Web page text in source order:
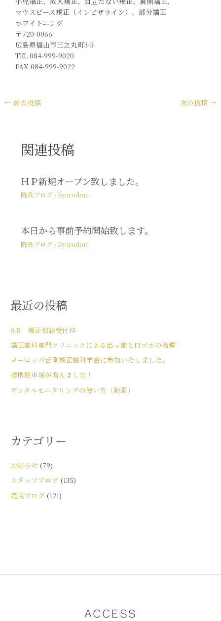
マウスピース矯正（インビザライン）、部分矯正
ホワイトニング
〒720-0066
広島県福山市三之丸町3-3
TEL 084-999-9020
FAX 084-999-9022
← 前の投稿 次の投稿 →
関連投稿
ＨＰ新規オープン致しました。
院長ブログ/ Byirodori
本日から事前予約開始致します。
院長ブログ/ Byirodori
最近の投稿
8/8 矯正相談受付枠
矯正歯科専門クリニックによる出っ歯と口ゴボの治療
ヨーロッパ舌側矯正歯科学会に参加いたしました。
提携駐車場が増えました！
デンタルモニタリングの使い方（動画）
カテゴリー
お知らせ (79)
スタッフブログ (135)
院長ブログ (121)
ACCESS